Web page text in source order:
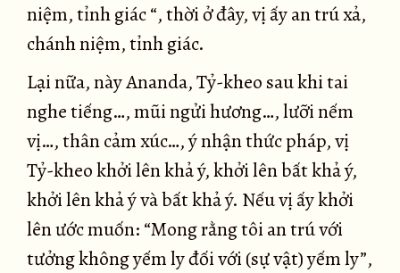
niệm, tỉnh giác “, thời ở đây, vị ấy an trú xả,
chánh niệm, tỉnh giác.
Lại nữa, này Ananda, Tỷ-kheo sau khi tai
nghe tiếng…, mũi ngửi hương…, lưỡi nếm
vị…, thân cảm xúc…, ý nhận thức pháp, vị
Tỷ-kheo khởi lên khả ý, khởi lên bất khả ý,
khởi lên khả ý và bất khả ý. Nếu vị ấy khởi
lên ước muốn: “Mong rằng tôi an trú với
tưởng không yếm ly đối với (sự vật) yếm ly”,